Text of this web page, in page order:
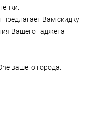
Вам скидку
Вашего гаджета
вашего города.